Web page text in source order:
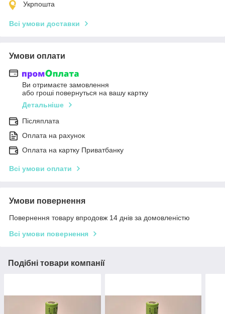
Укрпошта
Всі умови доставки
Умови оплати
Ви отримаєте замовлення
або гроші повернуться на вашу картку
Детальніше
Післяплата
Оплата на рахунок
Оплата на картку Приватбанку
Всі умови оплати
Умови повернення
Повернення товару впродовж 14 днів за домовленістю
Всі умови повернення
Подібні товари компанії